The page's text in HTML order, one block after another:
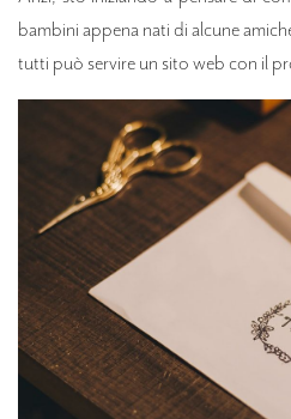
bambini appena nati di alcune
tutti può servire un sito web con il